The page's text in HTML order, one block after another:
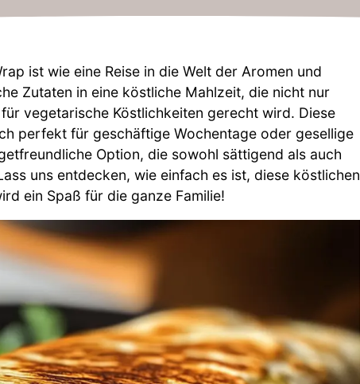
ist wie eine Reise in die Welt der Aromen und
Zutaten in eine köstliche Mahlzeit, die nicht nur
vegetarische Köstlichkeiten gerecht wird. Diese
perfekt für geschäftige Wochentage oder gesellige
Option, die sowohl sättigend als auch
uns entdecken, wie einfach es ist, diese köstlichen
ein Spaß für die ganze Familie!